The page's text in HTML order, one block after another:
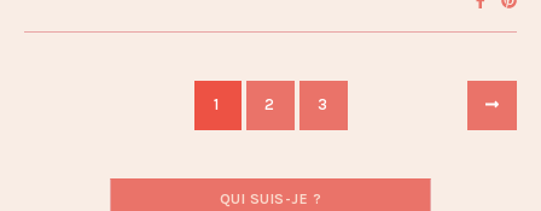
1 2 3
QUI SUIS-JE ?